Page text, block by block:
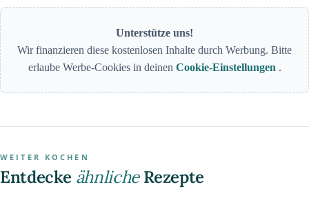
Unterstütze uns!
Wir finanzieren diese kostenlosen Inhalte durch Werbung. Bitte
erlaube Werbe-Cookies in deinen Cookie-Einstellungen .
WEITER KOCHEN
Entdecke ähnlicheRezepte